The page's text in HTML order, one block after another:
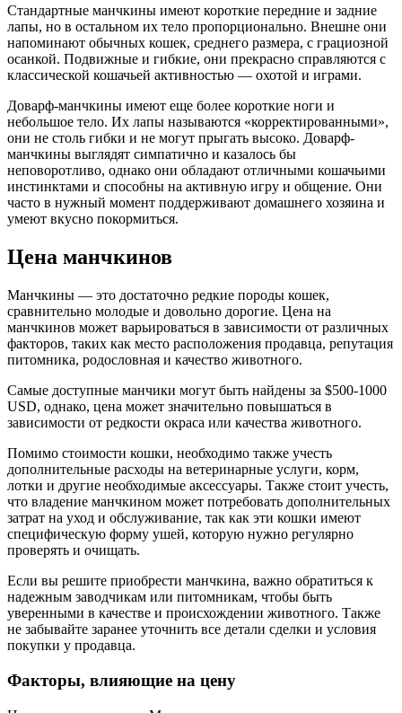
Стандартные манчкины имеют короткие передние и задние
лапы, но в остальном их тело пропорционально. Внешне они
напоминают обычных кошек, среднего размера, с грациозной
осанкой. Подвижные и гибкие, они прекрасно справляются с
классической кошачьей активностью — охотой и играми.
Доварф-манчкины имеют еще более короткие ноги и
небольшое тело. Их лапы называются «корректированными»,
они не столь гибки и не могут прыгать высоко. Доварф-
манчкины выглядят симпатично и казалось бы
неповоротливо, однако они обладают отличными кошачьими
инстинктами и способны на активную игру и общение. Они
часто в нужный момент поддерживают домашнего хозяина и
умеют вкусно покормиться.
Цена манчкинов
Манчкины — это достаточно редкие породы кошек,
сравнительно молодые и довольно дорогие. Цена на
манчкинов может варьироваться в зависимости от различных
факторов, таких как место расположения продавца, репутация
питомника, родословная и качество животного.
Самые доступные манчики могут быть найдены за $500-1000
USD, однако, цена может значительно повышаться в
зависимости от редкости окраса или качества животного.
Помимо стоимости кошки, необходимо также учесть
дополнительные расходы на ветеринарные услуги, корм,
лотки и другие необходимые аксессуары. Также стоит учесть,
что владение манчкином может потребовать дополнительных
затрат на уход и обслуживание, так как эти кошки имеют
специфическую форму ушей, которую нужно регулярно
проверять и очищать.
Если вы решите приобрести манчкина, важно обратиться к
надежным заводчикам или питомникам, чтобы быть
уверенными в качестве и происхождении животного. Также
не забывайте заранее уточнить все детали сделки и условия
покупки у продавца.
Факторы, влияющие на цену